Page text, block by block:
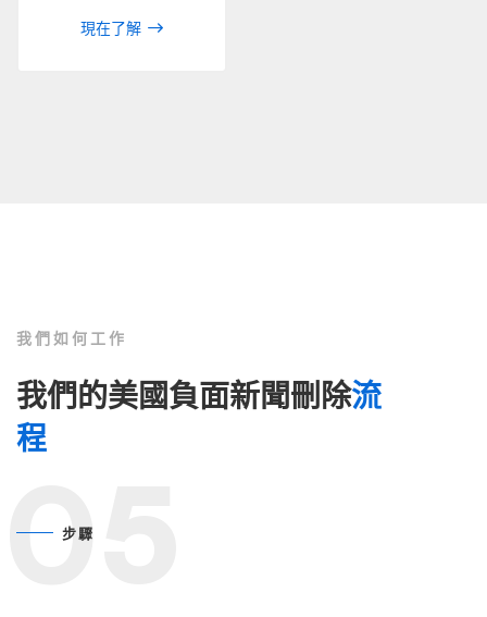
現在了解
我們如何工作
我們的美國負面新聞刪除流
程
05
步驟